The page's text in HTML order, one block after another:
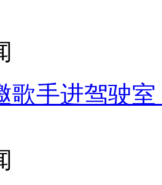
歌手进驾驶